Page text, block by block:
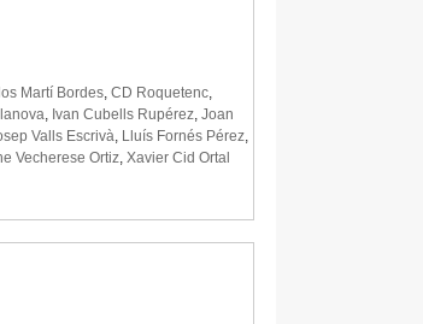
Martí Bordes, CD Roquetenc,
, Ivan Cubells Rupérez, Joan
Valls Escrivà, Lluís Fornés Pérez,
Vecherese Ortiz, Xavier Cid Ortal